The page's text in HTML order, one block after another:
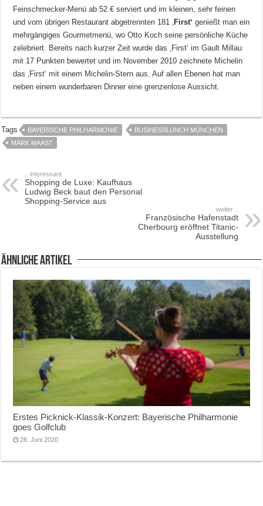
Feinschmecker-Menü ab 52 € serviert und im kleinen, sehr feinen
und vom übrigen Restaurant abgetrennten 181 ‚ First‘genießt man ein
mehrgängiges Gourmetmenü, wo Otto Koch seine persönliche Küche
zelebriert. Bereits nach kurzer Zeit wurde das ‚First‘ im Gault Millau
mit 17 Punkten bewertet und im November 2010 zeichnete Michelin
das ‚First‘ mit einem Michelin-Stern aus. Auf allen Ebenen hat man
neben einem wunderbaren Dinner eine grenzenlose Aussicht.
Tags BAYERISCHE PHILHARMONIE
BUSINESSLUNCH MÜNCHEN
MARK MAAST
.. interessant
Shopping de Luxe: Kaufhaus
Ludwig Beck baut den Personal
Shopping-Service aus
weiter ..
Französische Hafenstadt
Cherbourg eröffnet Titanic-
Ausstellung
ähnliche Artikel
Erstes Picknick-Klassik-Konzert: Bayerische Philharmonie
goes Golfclub
28. Juni 2020